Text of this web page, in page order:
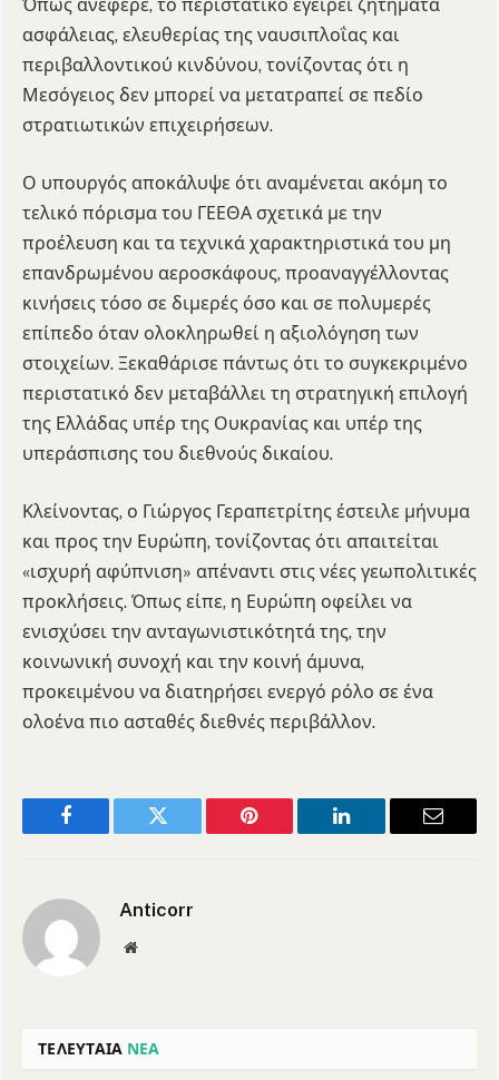
Όπως ανέφερε, το περιστατικό εγείρει ζητήματα
ασφάλειας, ελευθερίας της ναυσιπλοΐας και
περιβαλλοντικού κινδύνου, τονίζοντας ότι η
Μεσόγειος δεν μπορεί να μετατραπεί σε πεδίο
στρατιωτικών επιχειρήσεων.
Ο υπουργός αποκάλυψε ότι αναμένεται ακόμη το
τελικό πόρισμα του ΓΕΕΘΑ σχετικά με την
προέλευση και τα τεχνικά χαρακτηριστικά του μη
επανδρωμένου αεροσκάφους, προαναγγέλλοντας
κινήσεις τόσο σε διμερές όσο και σε πολυμερές
επίπεδο όταν ολοκληρωθεί η αξιολόγηση των
στοιχείων. Ξεκαθάρισε πάντως ότι το συγκεκριμένο
περιστατικό δεν μεταβάλλει τη στρατηγική επιλογή
της Ελλάδας υπέρ της Ουκρανίας και υπέρ της
υπεράσπισης του διεθνούς δικαίου.
Κλείνοντας, ο Γιώργος Γεραπετρίτης έστειλε μήνυμα
και προς την Ευρώπη, τονίζοντας ότι απαιτείται
«ισχυρή αφύπνιση» απέναντι στις νέες γεωπολιτικές
προκλήσεις. Όπως είπε, η Ευρώπη οφείλει να
ενισχύσει την ανταγωνιστικότητά της, την
κοινωνική συνοχή και την κοινή άμυνα,
προκειμένου να διατηρήσει ενεργό ρόλο σε ένα
ολοένα πιο ασταθές διεθνές περιβάλλον.
Facebook Twitter Pinterest LinkedIn Email
Anticorr
Website
ΤΕΛΕΥΤΑΙΑ ΝΕΑ